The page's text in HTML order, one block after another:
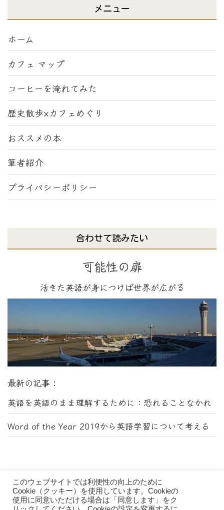
メニュー
ホーム
カフェ マップ
コーヒーを淹れてみた
歴史散歩×カフェめぐり
おススメの本
筆者紹介
プライバシーポリシー
合わせて読みたい
可能性の扉
活きた英語が身につけば世界が広がる
最新の記事：
英語を英語のまま理解するために：恐れることなかれ
Word of the Year 2019から英語学習について考える
このウェブサイトでは利便性の向上のために
Cookie（クッキー）を使用しています。Cookieの
使用に同意いただける場合は「同意します」をク